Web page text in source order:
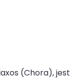
(Chora),